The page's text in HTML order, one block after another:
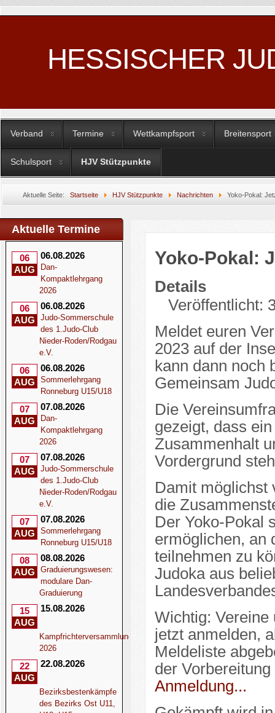
HESSISCHER
Verband Termine Wettkampfsport Breitensport
Schulsport HJV Stützpunkte
Aktuelle Seite: Startseite HJV Stützpunkte Nachrichten Yoko-Pokal:
Aktuelle Termine
06
AUG
06.08.2026
Dan-
Kompaktlehrgang
2026
06
AUG
06.08.2026
Judo-Sommerschule
des 1.Judo-Club
Nieder-Roden/Rodgau
e.V.
06
AUG
06.08.2026
Sommerlehrgang
Ronneburg U15/U18
07
AUG
07.08.2026
Dan-
Kompaktlehrgang
2026
07
AUG
07.08.2026
Judo-Sommerschule
des 1.Judo-Club
Nieder-Roden/Rodgau
e.V.
07
AUG
07.08.2026
Sommerlehrgang
Ronneburg U15/U18
08
AUG
08.08.2026
Graduierungswesen:
modulare Dan-
Graduierung
15
AUG
15.08.2026
Kampfrichterversammlung
2026
22
AUG
22.08.2026
Bezirksbestenkämpfe
des Bezirks Ost U11,
Yoko-Pokal:
Details
Veröffentlicht:
Meldet euren
2023 auf der
kann dann noch
Gemeinsam
Die
gezeigt, dass
Zusammenhalt
Vordergrund
Damit möglichst
die
Der Yoko-Pokal
ermöglichen, an
teilnehmen zu
Judoka aus
Wichtig: Vereine
jetzt anmelden,
Meldeliste
der
Anmeldung...